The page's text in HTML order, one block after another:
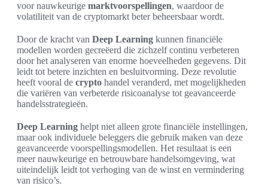
voor nauwkeurige marktvoorspellingen, waardoor de
volatiliteit van de cryptomarkt beter beheersbaar wordt.
Door de kracht van Deep Learning kunnen financiële
modellen worden gecreëerd die zichzelf continu verbeteren
door het analyseren van enorme hoeveelheden gegevens. Dit
leidt tot betere inzichten en besluitvorming. Deze revolutie
heeft vooral de crypto handel veranderd, met mogelijkheden
die variëren van verbeterde risicoanalyse tot geavanceerde
handelsstrategieën.
Deep Learning helpt niet alleen grote financiële instellingen,
maar ook individuele beleggers die gebruik maken van deze
geavanceerde voorspellingsmodellen. Het resultaat is een
meer nauwkeurige en betrouwbare handelsomgeving, wat
uiteindelijk leidt tot verhoging van de winst en vermindering
van risico’s.